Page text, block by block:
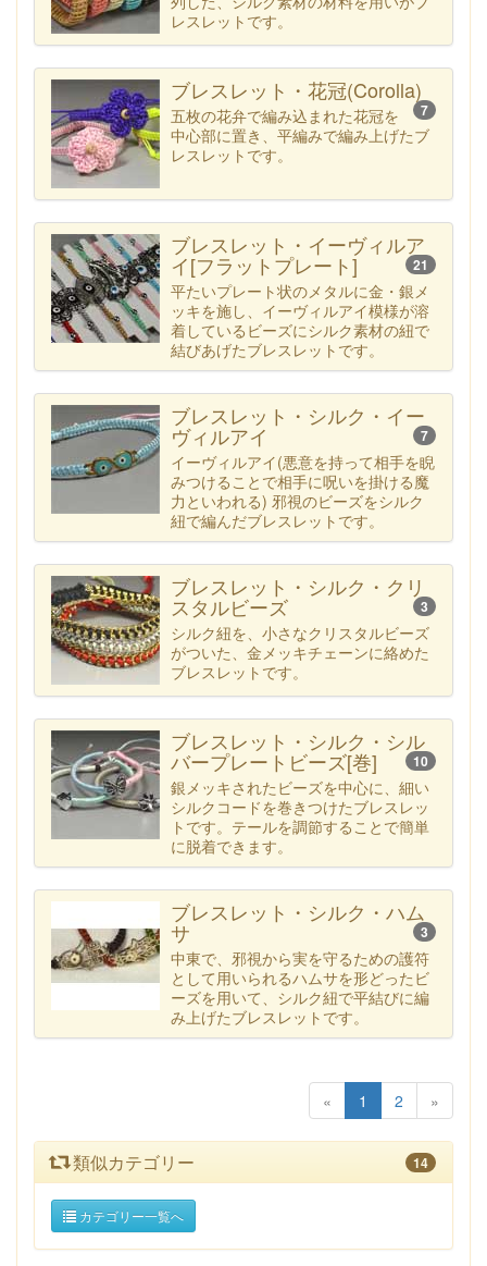
レスレットです。
ブレスレット・花冠(Corolla)
7
五枚の花弁で編み込まれた花冠を
中心部に置き、平編みで編み上げたブ
レスレットです。
ブレスレット・イーヴィルア
イ[フラットプレート] 21
平たいプレート状のメタルに金・銀メ
ッキを施し、イーヴィルアイ模様が溶
着しているビーズにシルク素材の紐で
結びあげたブレスレットです。
ブレスレット・シルク・イー
ヴィルアイ 7
イーヴィルアイ(悪意を持って相手を睨
みつけることで相手に呪いを掛ける魔
力といわれる) 邪視のビーズをシルク
紐で編んだブレスレットです。
ブレスレット・シルク・クリ
スタルビーズ 3
シルク紐を、小さなクリスタルビーズ
がついた、金メッキチェーンに絡めた
ブレスレットです。
ブレスレット・シルク・シル
バープレートビーズ[巻] 10
銀メッキされたビーズを中心に、細い
シルクコードを巻きつけたブレスレッ
トです。テールを調節することで簡単
に脱着できます。
ブレスレット・シルク・ハム
サ 3
中東で、邪視から実を守るための護符
として用いられるハムサを形どったビ
ーズを用いて、シルク紐で平結びに編
み上げたブレスレットです。
« 1 2 »
類似カテゴリー 14
カテゴリー一覧へ